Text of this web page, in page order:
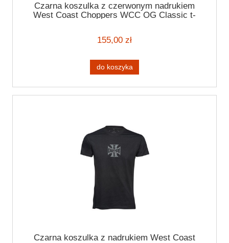
Czarna koszulka z czerwonym nadrukiem
West Coast Choppers WCC OG Classic t-
155,00 zł
do koszyka
Czarna koszulka z nadrukiem West Coast